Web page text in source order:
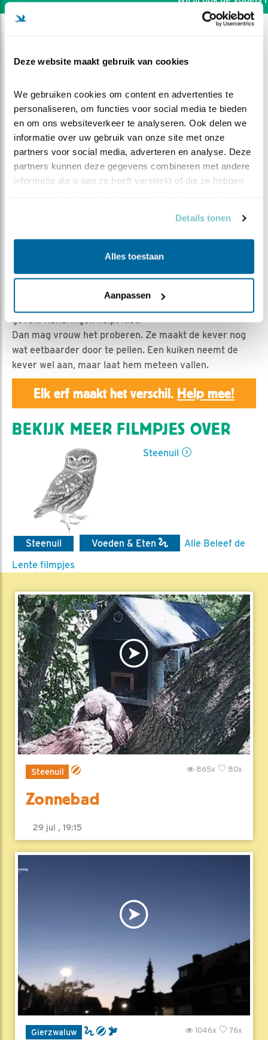
Deze website maakt gebruik van cookies
We gebruiken cookies om content en advertenties te
personaliseren, om functies voor social media te bieden
en om ons websiteverkeer te analyseren. Ook delen we
informatie over uw gebruik van onze site met onze
partners voor social media, adverteren en analyse. Deze
partners kunnen deze gegevens combineren met andere
informatie die u aan ze heeft verstrekt of die ze hebben
Details tonen
Alles toestaan
Aanpassen
Leuk geprobeerd
Geert | Geplaatst op 22 mei 2019, 12:41 |
|
geven. Aandringen helpt niet.
Dan mag vrouw het proberen. Ze maakt de kever nog
wat eetbaarder door te pellen. Een kuiken neemt de
kever wel aan, maar laat hem meteen vallen.
Elk erf maakt het verschil. Help mee!
BEKIJK MEER FILMPJES OVER
Steenuil
Steenuil Voeden & Eten
Alle Beleef de
Lente filmpjes
Steenuil 80x
865x
Zonnebad
29 jul , 19:15
Gierzwaluw 76x
1046x